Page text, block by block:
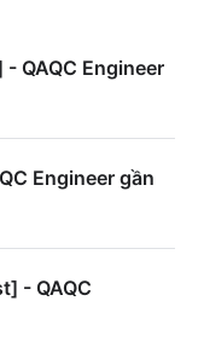
QAQC Engineer
Engineer gần
- QAQC